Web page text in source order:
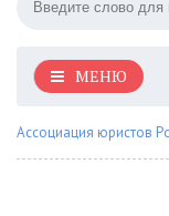
МЕНЮ
Ассоциация юристов